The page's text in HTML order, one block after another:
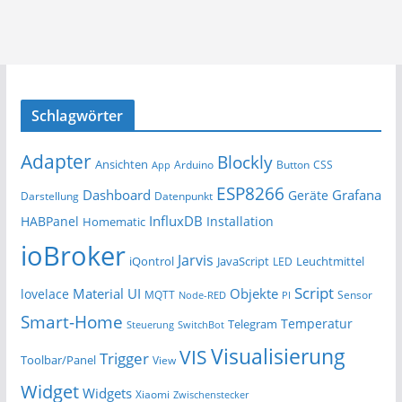
Schlagwörter
Adapter Ansichten App Arduino Blockly Button CSS
Darstellung Dashboard Datenpunkt ESP8266 Geräte Grafana
HABPanel Homematic InfluxDB Installation
ioBroker iQontrol Jarvis JavaScript LED Leuchtmittel
lovelace Material UI MQTT Node-RED Objekte PI Script Sensor
Smart-Home Steuerung SwitchBot Telegram Temperatur
Toolbar/Panel Trigger View VISVisualisierung
Widget Widgets Xiaomi Zwischenstecker